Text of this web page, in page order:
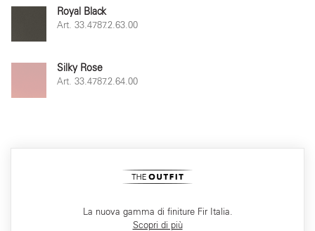
Royal Black
Art. 33.4787.2.63.00
Silky Rose
Art. 33.4787.2.64.00
La nuova gamma di finiture Fir Italia.
Scopri di più